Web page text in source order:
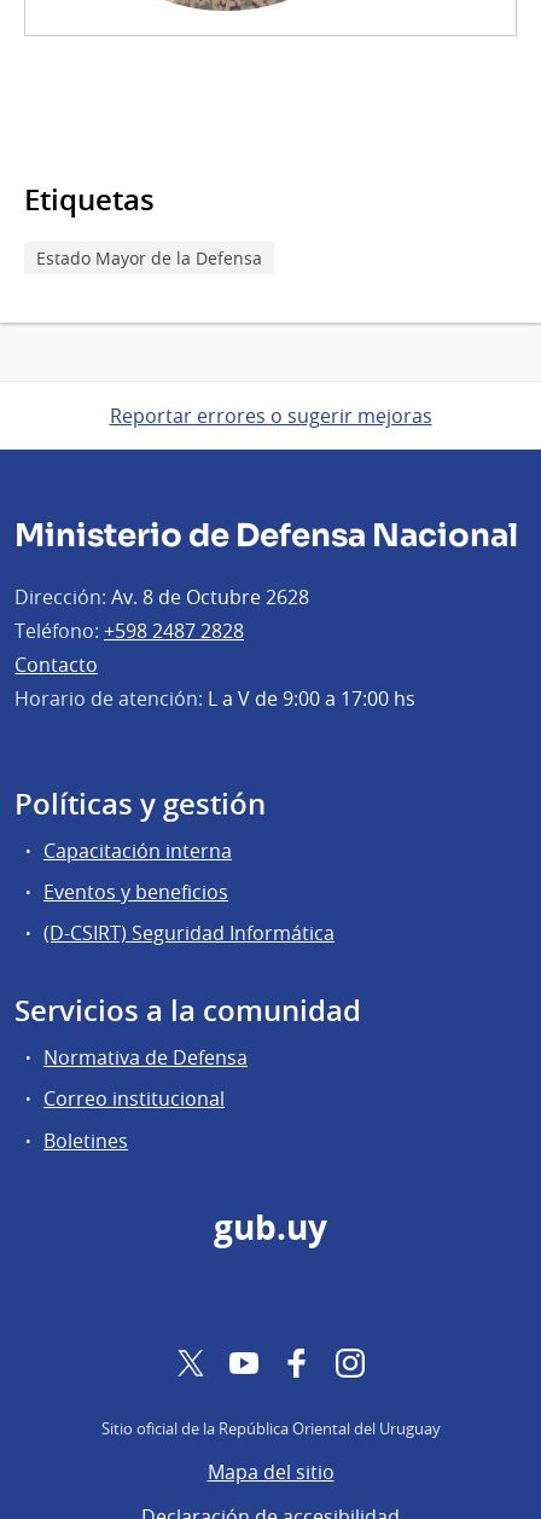
Etiquetas
Estado Mayor de la Defensa
Reportar errores o sugerir mejoras
Ministerio de Defensa Nacional
Dirección: Av. 8 de Octubre 2628
Teléfono: +598 2487 2828
Contacto
Horario de atención: L a V de 9:00 a 17:00 hs
Políticas y gestión
Capacitación interna
Eventos y beneficios
(D-CSIRT) Seguridad Informática
Servicios a la comunidad
Normativa de Defensa
Correo institucional
Boletines
gub.uy
TwitterYouTubeFacebookInstagram
Sitio oficial de la República Oriental del Uruguay
Mapa del sitio